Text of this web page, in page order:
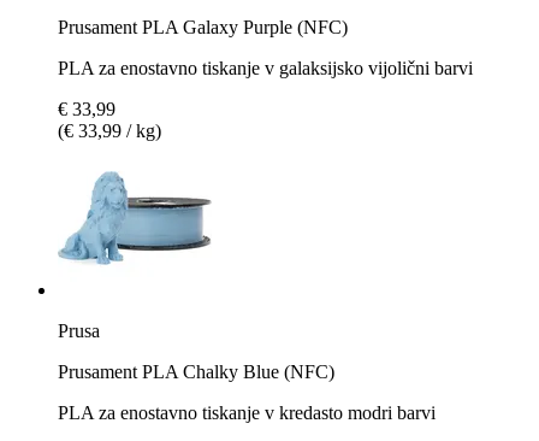
Prusament PLA Galaxy Purple (NFC)
PLA za enostavno tiskanje v galaksijsko vijolični barvi
€ 33,99
(€ 33,99 / kg)
Prusa
Prusament PLA Chalky Blue (NFC)
PLA za enostavno tiskanje v kredasto modri barvi